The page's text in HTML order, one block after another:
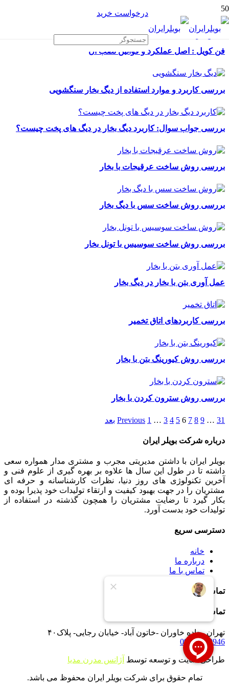
درخواست خرید
فن کویل : اصل عملکرد و قوانین نصب آن
بررسی کاربرد و موارد استفاده از دیگ بخار سنگشویی
بررسی جواب سوال: کاربرد دیگ بخار در دیگ های پخت چیست؟
بررسی روش ساخت عرقیجات با بخار
بررسی روش ساخت سس با دیگ بخار
بررسی روش ساخت سوسیس با تونل بخار
عمل آوری بتن با بخار در دیگ بخار
بررسی کاربردهای اتاق تخمیر
بررسی روش کیورینگ بتن با بخار
بررسی روش سترون کردن با بخار
Previous 1 … 3 4 5 6 7 8 9 … 31 بعد
درباره شرکت بویلر ایران
بویلر ایران با داشتن مدیریتی مجرب و مشتری مدار همواره سعی
داشته تا در طول این سال ها علاوه بر بهره گیری از علوم فنی و
آخرین تکنولوژی های روز دنیا، نظرات کارشناسانه و حرفه ای
مشتریان را در جهت بهبود کیفیت و ارتقاء تولیدات خود پذیرا بوده و
بکار گیرد تا رضایت مشتریان را همچون گذشته در استفاده از
تولیدات خود بدست آورد.
دسترسی سریع
خانه
درباره ما
تماس با ما
تماس با ما
تماس با ما
تهران -جاده خاوران -خاتون آباد- خیابان رجایی- پلاک۴۰
09121233946
طراحی سایت و توسعه توسط آژانس مدرن مدیا
تمام حقوق برای شرکت بویلر ایران محفوظ می باشد.